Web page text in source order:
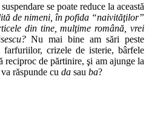
se poate reduce la această
de nimeni, în pofida “naivităţilor”
din tine, mulţime română, vrei
Nu mai bine am sări peste
farfuriilor, crizele de isterie, bârfele
reciproc de părtinire, şi am ajunge la
răspunde cu da sau ba?